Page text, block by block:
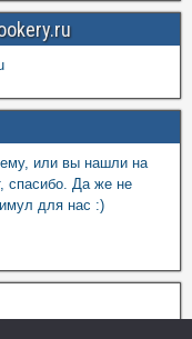
или вы нашли на
спасибо. Да же не
для нас :)